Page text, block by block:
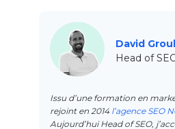
David
Head of
Issu d’une formation en
rejoint en 2014 l’agence SEO
Aujourd’hui Head of SEO,